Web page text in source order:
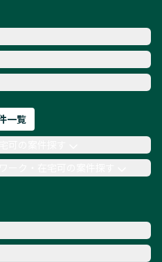
イナー
COBOL
Ruby
AWS
一覧
ク・在宅可の案件探す